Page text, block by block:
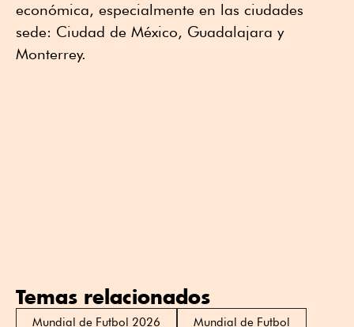
económica, especialmente en las ciudades
sede: Ciudad de México, Guadalajara y
Monterrey.
Temas relacionados
Mundial de Futbol 2026
Mundial de Futbol